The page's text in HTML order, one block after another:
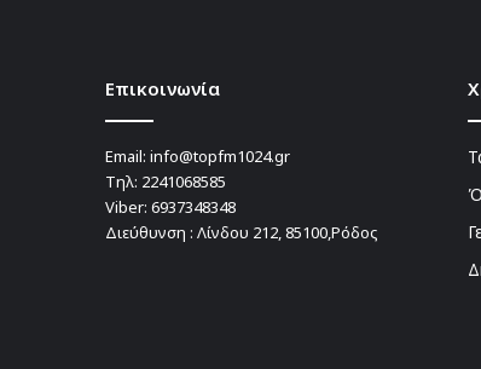
Επικοινωνία
Email: info@topfm1024.gr
Τηλ: 2241068585
Viber: 6937348348
Διεύθυνση : Λίνδου 212, 85100,Ρόδος